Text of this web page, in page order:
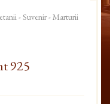
- Suvenir - Marturii
925